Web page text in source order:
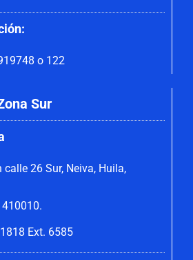
o 122
Sur
calle 26 Sur, Neiva, Huila,
Ext. 6585